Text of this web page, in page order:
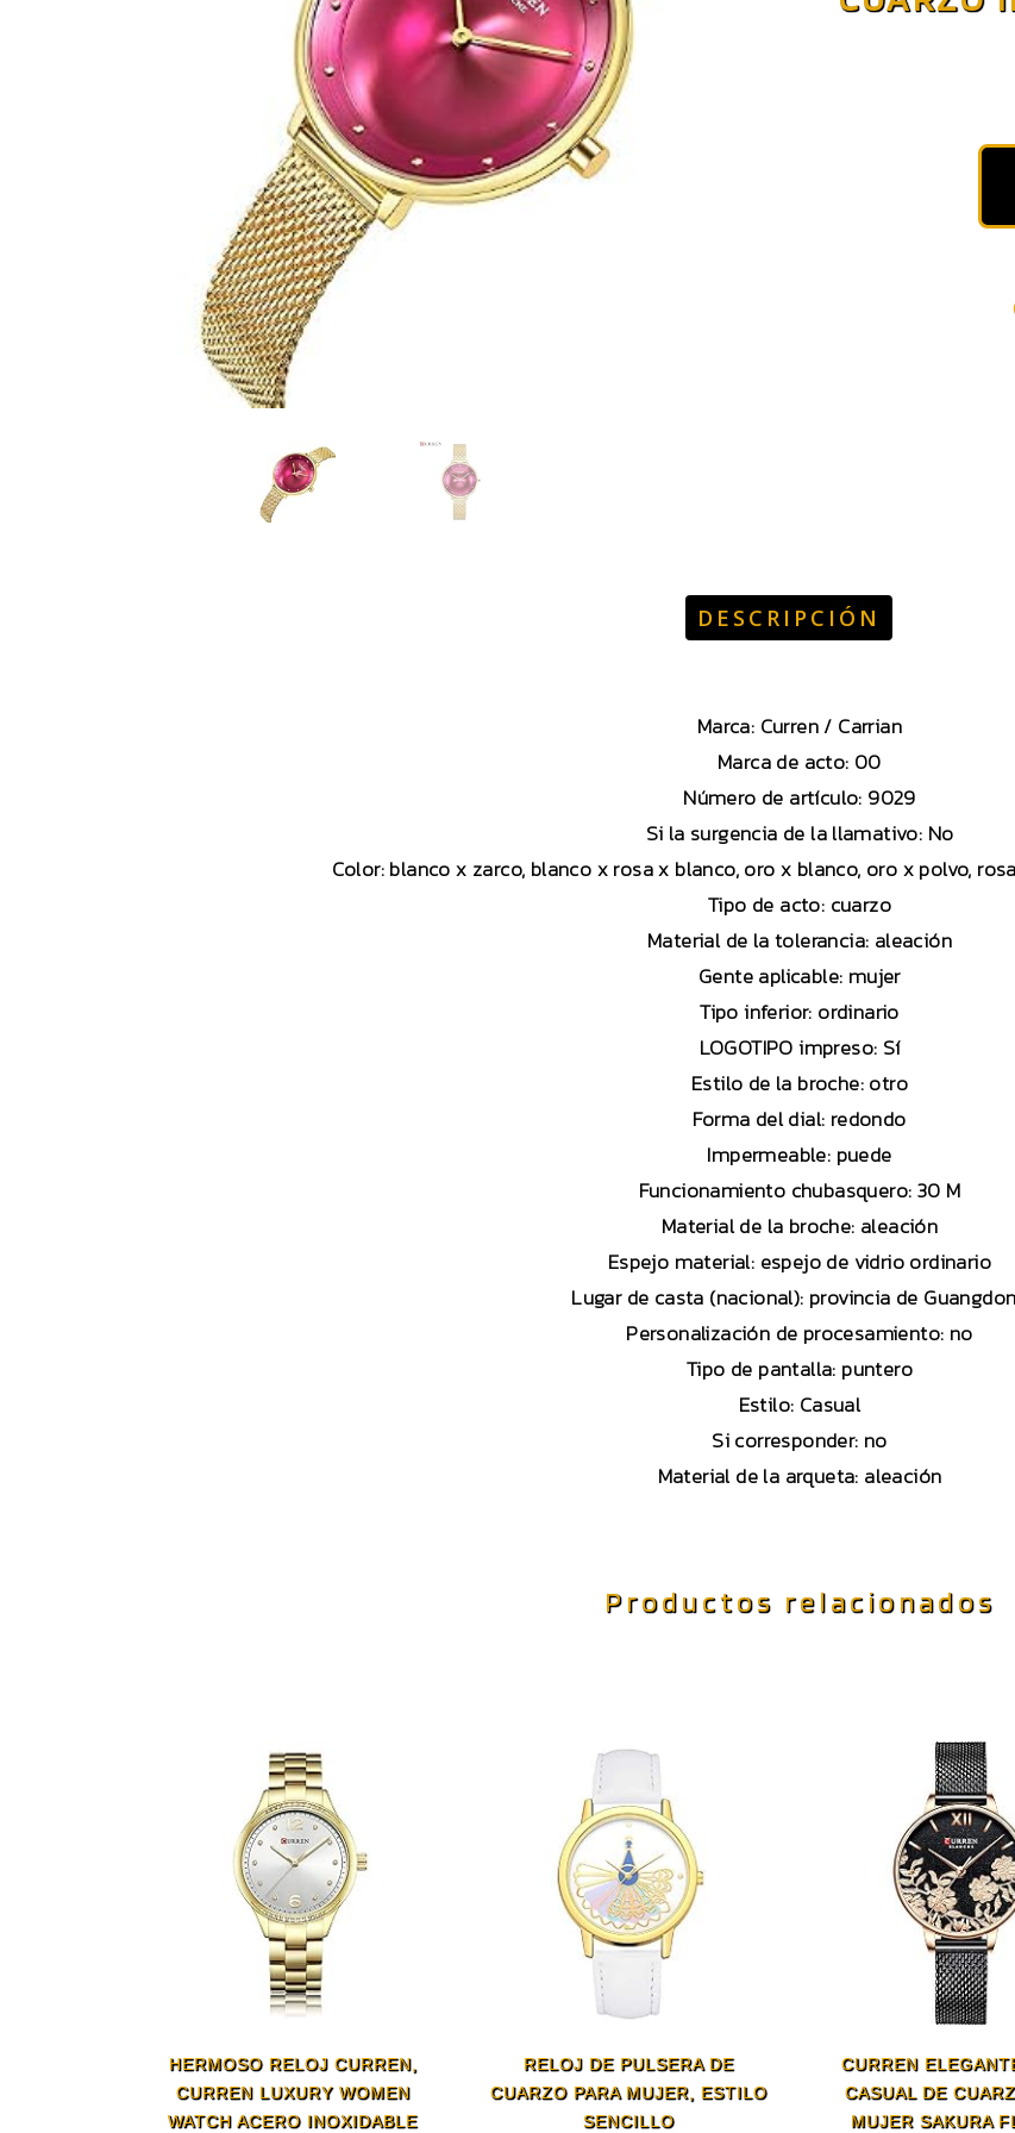
DESCRIPCIÓN
Marca: Curren / Carrian
Marca de acto: 00
Número de artículo: 9029
Si la surgencia de la llamativo: No
Color: blanco x zarco, blanco x rosa x blanco, oro x blanco, oro x polvo,
Tipo de acto: cuarzo
Material de la tolerancia: aleación
Gente aplicable: mujer
Tipo inferior: ordinario
LOGOTIPO impreso: Sí
Estilo de la broche: otro
Forma del dial: redondo
Impermeable: puede
Funcionamiento chubasquero: 30 M
Material de la broche: aleación
Espejo material: espejo de vidrio ordinario
Lugar de casta (nacional): provincia de
Personalización de procesamiento: no
Tipo de pantalla: puntero
Estilo: Casual
Si corresponder: no
Material de la arqueta: aleación
Productos relacionados
HERMOSO RELOJ CURREN,
CURREN LUXURY WOMEN
WATCH ACERO INOXIDABLE
RELOJ DE PULSERA DE
CUARZO PARA MUJER, ESTILO
SENCILLO
CURREN
CASUAL DE
MUJER SAKURA